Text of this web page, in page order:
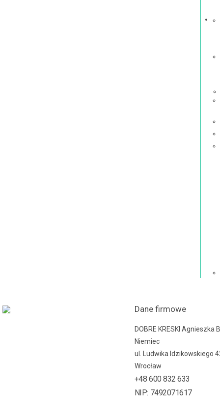
Dane firmowe
DOBRE KRESKI Agnieszka
Niemiec
ul. Ludwika Idzikowskiego
Wrocław
+48 600 832 633
NIP: 7492071617